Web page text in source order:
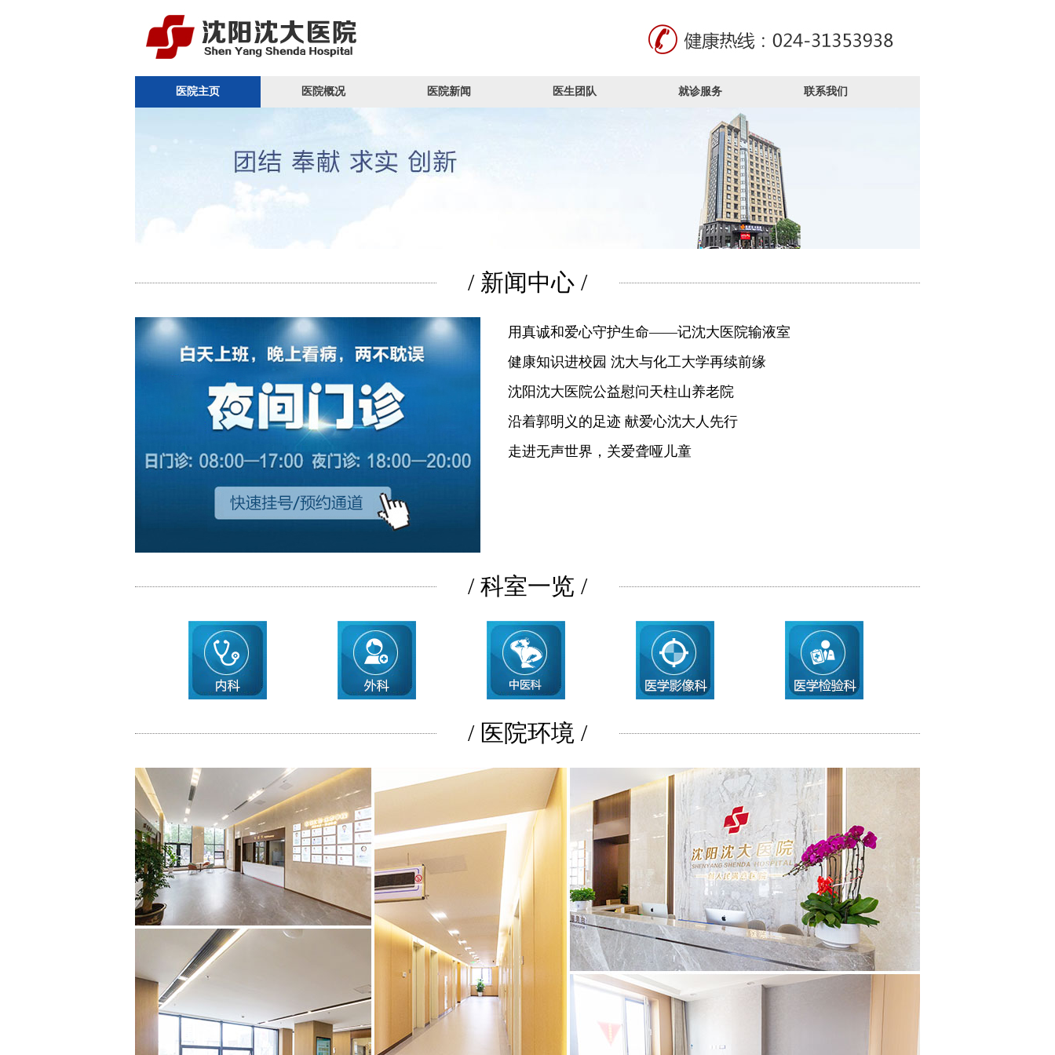
医院主页 医院概况 医院新闻 医生团队 就诊服务 联系我们
/ 新闻中心 /
用真诚和爱心守护生命——记沈大医院输液室
健康知识进校园 沈大与化工大学再续前缘
沈阳沈大医院公益慰问天柱山养老院
沿着郭明义的足迹 献爱心沈大人先行
走进无声世界，关爱聋哑儿童
/ 科室一览 /
/ 医院环境 /